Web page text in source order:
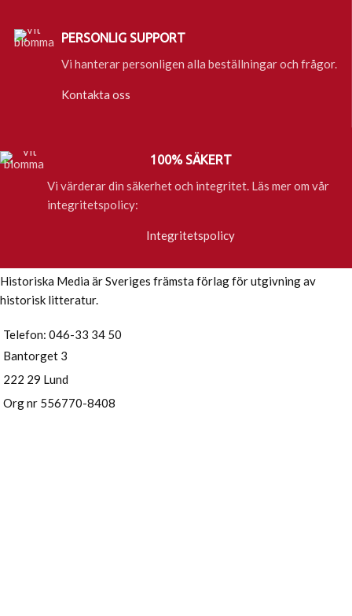
PERSONLIG SUPPORT
Vi hanterar personligen alla beställningar och frågor.
Kontakta oss
100% SÄKERT
Vi värderar din säkerhet och integritet. Läs mer om vår
integritetspolicy:
Integritetspolicy
Historiska Media är Sveriges främsta förlag för utgivning av
historisk litteratur.
Telefon: 046-33 34 50
Bantorget 3
222 29 Lund
Org nr 556770-8408